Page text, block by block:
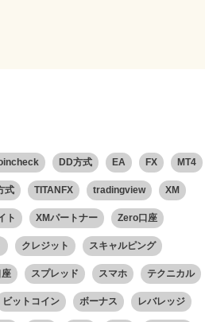
DD方式 EA FX MT4
式 TITANFX tradingview XM
ト XMパートナー Zero口座
クレジット スキャルピング
座 スプレッド スマホ テクニカル
ビットコイン ボーナス レバレッジ